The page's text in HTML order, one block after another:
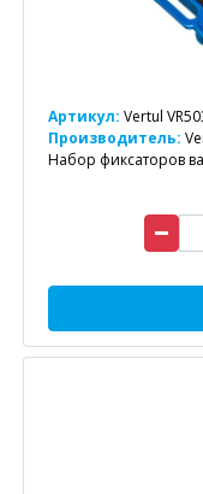
Артикул: Vertul
Производитель:
Набор фиксаторов